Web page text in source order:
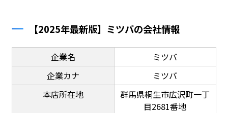
【2025年最新版】ミツバの会社情報
企業名
ミツバ
企業カナ
ミツバ
本店所在地
群馬県桐生市広沢町一丁
目2681番地